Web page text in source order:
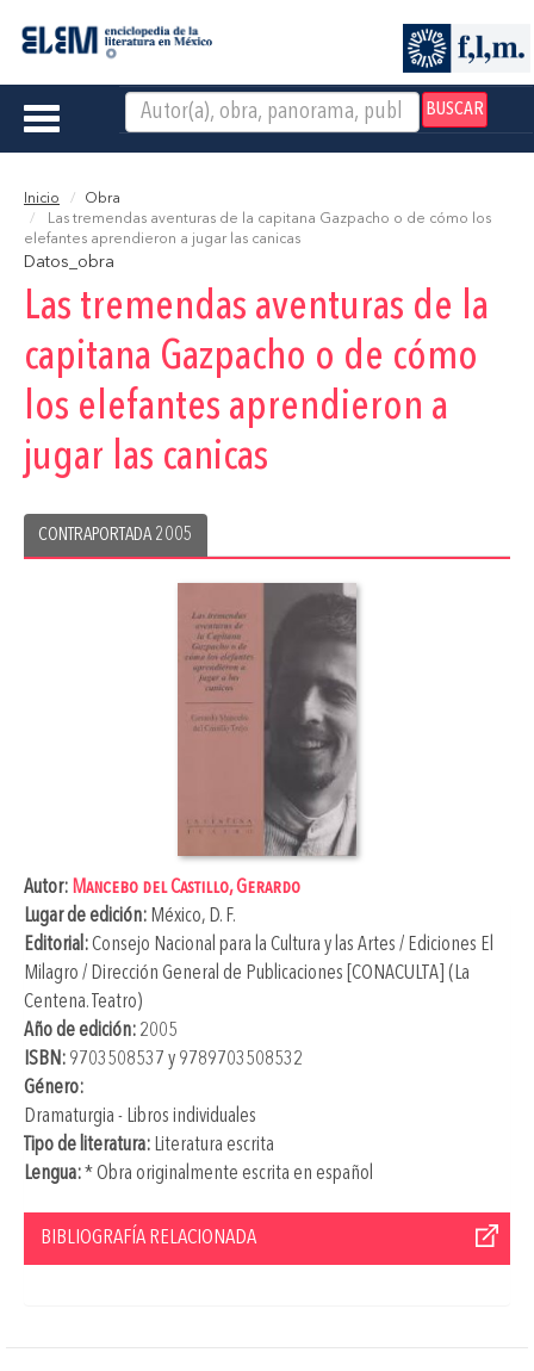
BUSCAR
Toggle
Inicio
Obra
Las tremendas aventuras de la capitana Gazpacho o de cómo los
elefantes aprendieron a jugar las canicas
Datos_obra
Las tremendas aventuras de la
capitana Gazpacho o de cómo
los elefantes aprendieron a
jugar las canicas
CONTRAPORTADA 2005
Autor: Mancebo del Castillo, Gerardo
Lugar de edición: México, D. F.
Editorial:Consejo Nacional para la Cultura y las Artes / Ediciones El
Milagro / Dirección General de Publicaciones [CONACULTA] (La
Centena. Teatro)
Año de edición: 2005
ISBN: 9703508537 y 9789703508532
Género:
Dramaturgia - Libros individuales
Tipo de literatura: Literatura escrita
Lengua:* Obra originalmente escrita en español
BIBLIOGRAFÍA RELACIONADA